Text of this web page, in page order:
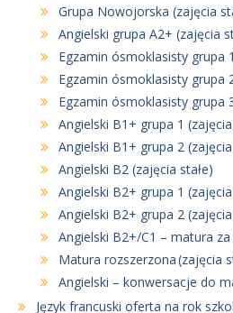
Grupa Nowojorska (zajęcia
Angielski grupa A2+ (zajęcia
Egzamin ósmoklasisty grupa
Egzamin ósmoklasisty grupa
Egzamin ósmoklasisty grupa
Angielski B1+ grupa 1 (zajęcia
Angielski B1+ grupa 2 (zajęcia
Angielski B2 (zajęcia stałe)
Angielski B2+ grupa 1 (zajęcia
Angielski B2+ grupa 2 (zajęcia
Angielski B2+/C1 – matura za
Matura rozszerzona (zajęcia
Angielski – konwersacje do
Język francuski oferta na rok